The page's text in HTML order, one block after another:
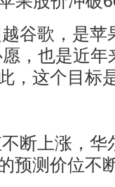
谷歌，是苹
，也是近
，这个目标
断上涨，华
预测价位不